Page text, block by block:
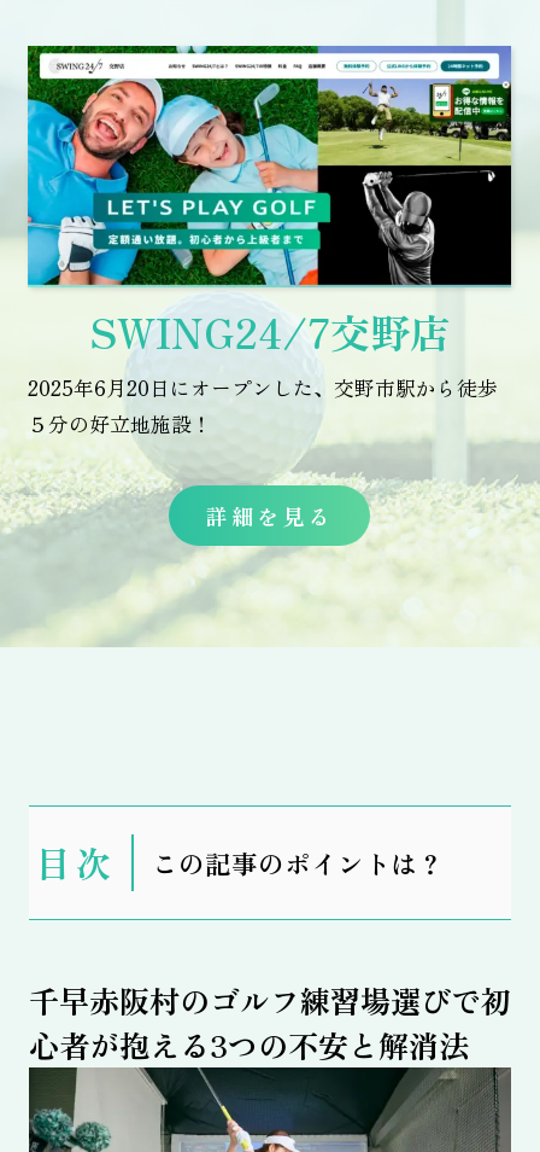
SWING24/7交野店
2025年6月20日にオープンした、交野市駅から徒歩
５分の好立地施設！
詳細を見る
この記事のポイントは？
表
示
千早赤阪村のゴルフ練習場選びで初
心者が抱える3つの不安と解消法